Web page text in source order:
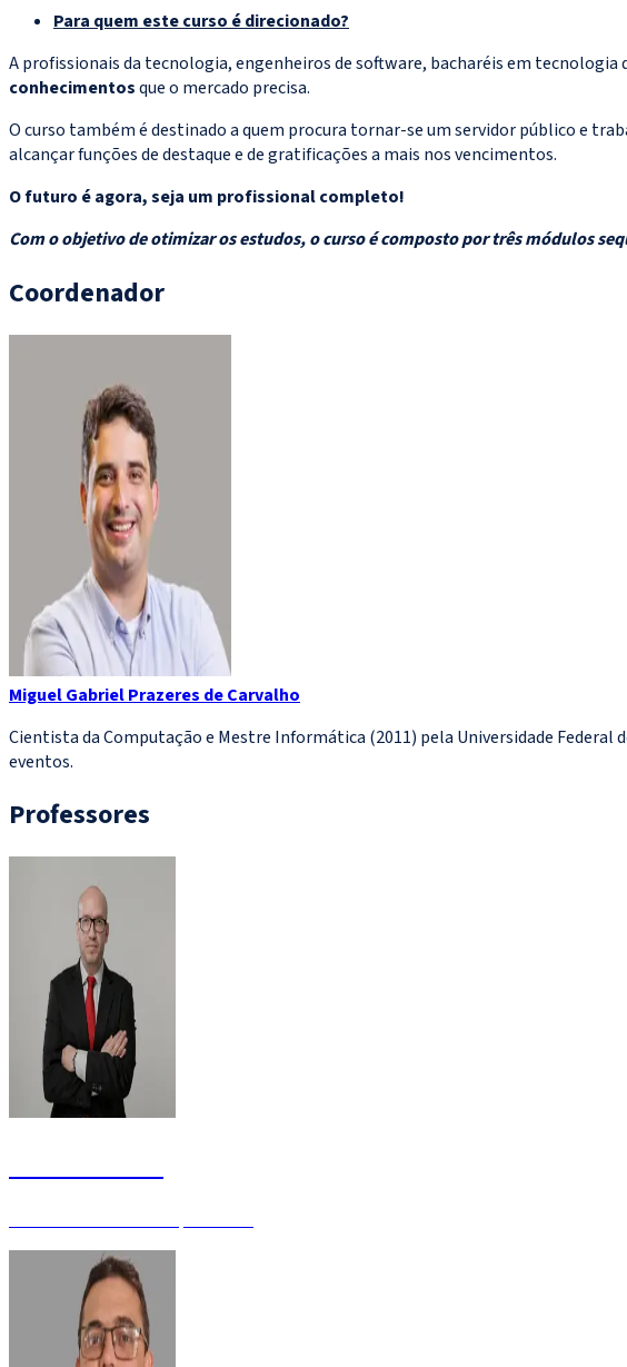
Para quem este curso é direcionado?
A profissionais da tecnologia, engenheiros de software, bacharéis em
conhecimentosque o mercado precisa.
O curso também é destinado a quem procura tornar-se um servidor público e
alcançar funções de destaque e de gratificações a mais nos vencimentos.
O futuro é agora, seja um profissional completo!
Com o objetivo de otimizar os estudos, o curso é composto por três módulos
Coordenador
Miguel Gabriel Prazeres de Carvalho
Cientista da Computação e Mestre Informática (2011) pela Universidade
eventos.
Professores
CÁCIO COSTA